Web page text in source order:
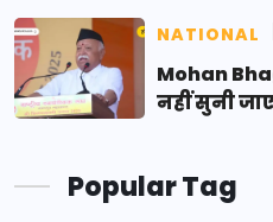
NATIONAL
Mohan
नहीं सुनी
Popular Tag